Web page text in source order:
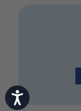
Accessibility